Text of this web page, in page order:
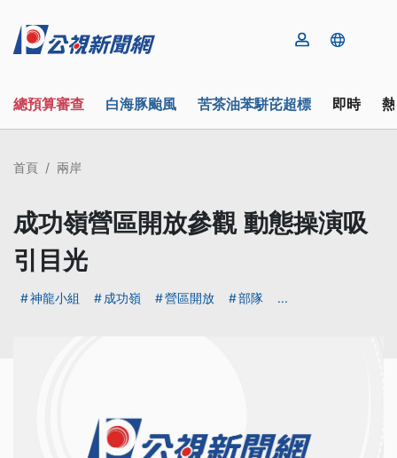
總預算審查 白海豚颱風 苦茶油苯駢芘超標 即時
首頁 兩岸
成功嶺營區開放參觀 動態操演吸
引目光
神龍小組 成功嶺 營區開放 部隊 ...